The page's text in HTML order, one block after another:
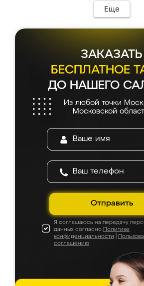
Еще
ЗАКАЗАТЬ
БЕСПЛАТНОЕ
ДО НАШЕГО
Из любой точки
Московской
Отправить
Я соглашаюсь на передачу
данных согласно Политике
конфиденциальности
соглашению